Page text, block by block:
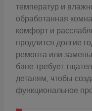
температур и
обработанная
комфорт и
продлится долгие
ремонта или
бане требует
деталям, чтобы
функциональное